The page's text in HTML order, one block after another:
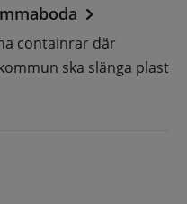
containrar där
ska slänga plast